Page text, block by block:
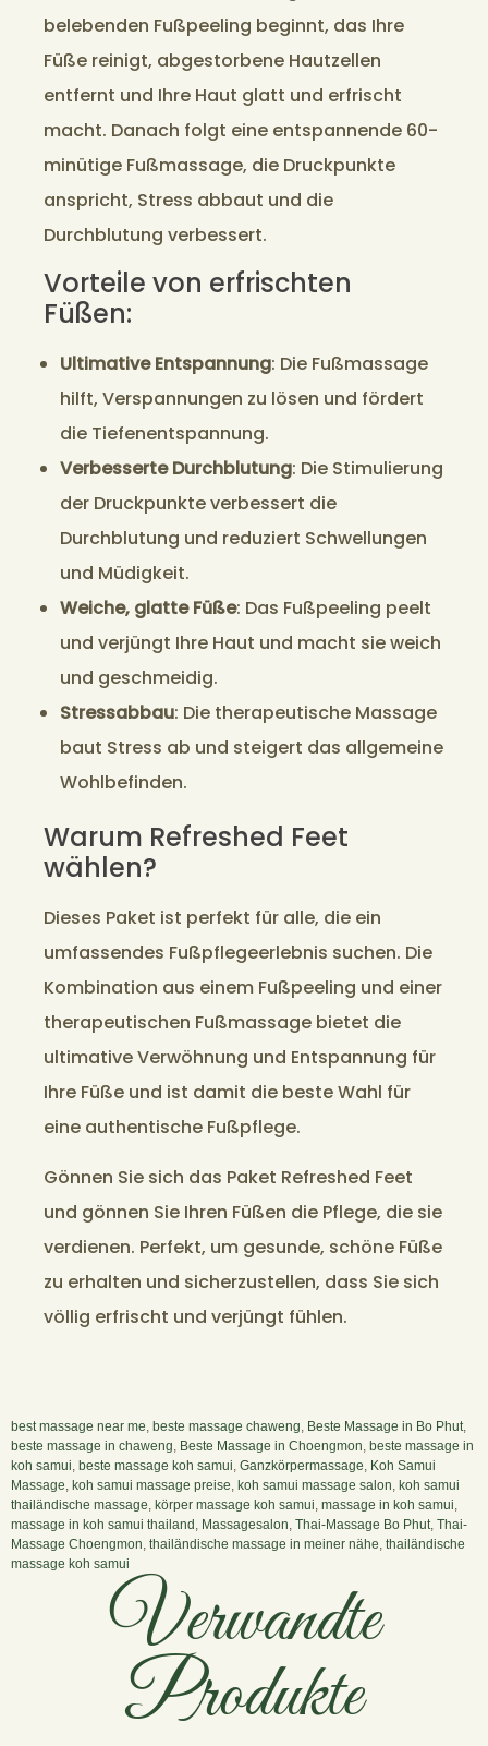
belebenden Fußpeeling beginnt, das Ihre
Füße reinigt, abgestorbene Hautzellen
entfernt und Ihre Haut glatt und erfrischt
macht. Danach folgt eine entspannende 60-
minütige Fußmassage, die Druckpunkte
anspricht, Stress abbaut und die
Durchblutung verbessert.
Vorteile von erfrischten
Füßen:
Ultimative Entspannung: Die Fußmassage
hilft, Verspannungen zu lösen und fördert
die Tiefenentspannung.
Verbesserte Durchblutung: Die Stimulierung
der Druckpunkte verbessert die
Durchblutung und reduziert Schwellungen
und Müdigkeit.
Weiche, glatte Füße: Das Fußpeeling peelt
und verjüngt Ihre Haut und macht sie weich
und geschmeidig.
Stressabbau: Die therapeutische Massage
baut Stress ab und steigert das allgemeine
Wohlbefinden.
Warum Refreshed Feet
wählen?
Dieses Paket ist perfekt für alle, die ein
umfassendes Fußpflegeerlebnis suchen. Die
Kombination aus einem Fußpeeling und einer
therapeutischen Fußmassage bietet die
ultimative Verwöhnung und Entspannung für
Ihre Füße und ist damit die beste Wahl für
eine authentische Fußpflege.
Gönnen Sie sich das Paket Refreshed Feet
und gönnen Sie Ihren Füßen die Pflege, die sie
verdienen. Perfekt, um gesunde, schöne Füße
zu erhalten und sicherzustellen, dass Sie sich
völlig erfrischt und verjüngt fühlen.
best massage near me beste massage chaweng Beste Massage in Bo Phut
beste massage in chaweng Beste Massage in Choengmon beste massage in
koh samui beste massage koh samui Ganzkörpermassage Koh Samui
Massage koh samui massage preise koh samui massage salon koh samui
thailändische massage körper massage koh samui massage in koh samui
massage in koh samui thailand Massagesalon Thai-Massage Bo Phut Thai-
Massage Choengmon thailändische massage in meiner nähe thailändische
massage koh samui
Verwandte
Produkte